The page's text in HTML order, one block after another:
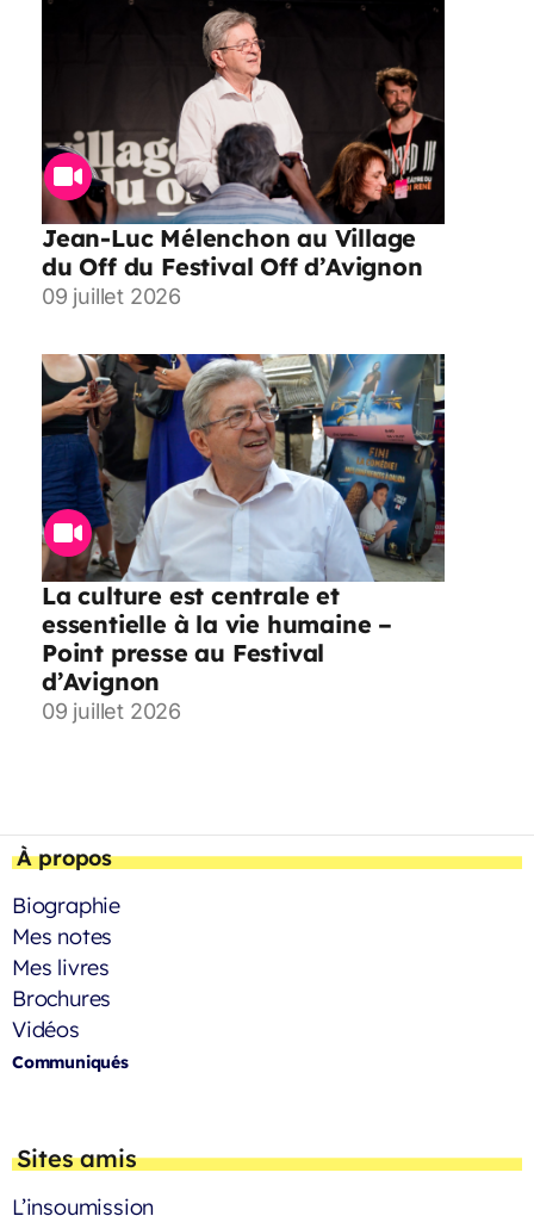
Jean-Luc Mélenchon au Village
du Off du Festival Off d’Avignon
09 juillet 2026
La culture est centrale et
essentielle à la vie humaine –
Point presse au Festival
d’Avignon
09 juillet 2026
À propos
Biographie
Mes notes
Mes livres
Brochures
Vidéos
Communiqués
Sites amis
L’insoumission